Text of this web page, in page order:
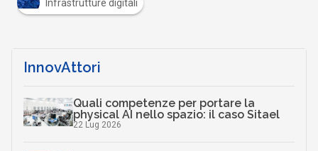
Infrastrutture digitali
InnovAttori
Quali competenze per portare la
physical AI nello spazio: il caso Sitael
22 Lug 2026